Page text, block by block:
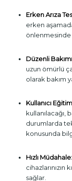
Erken Arıza
erken
önlenmesinde
Düzenli
uzun ömürlü
olarak bakım
Kullanıcı
kullanılacağı,
durumlarda
konusunda
Hızlı Müdahale:
cihazlarınızın
sağlar.